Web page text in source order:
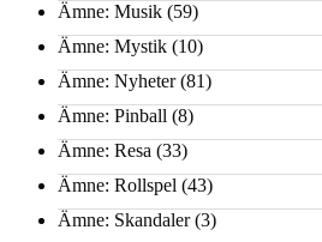
Ämne: Musik (59)
Ämne: Mystik (10)
Ämne: Nyheter(81)
Ämne: Pinball (8)
Ämne: Resa (33)
Ämne: Rollspel (43)
Ämne: Skandaler(3)